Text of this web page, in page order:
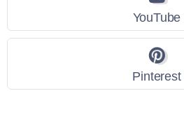
YouTube
Pinterest